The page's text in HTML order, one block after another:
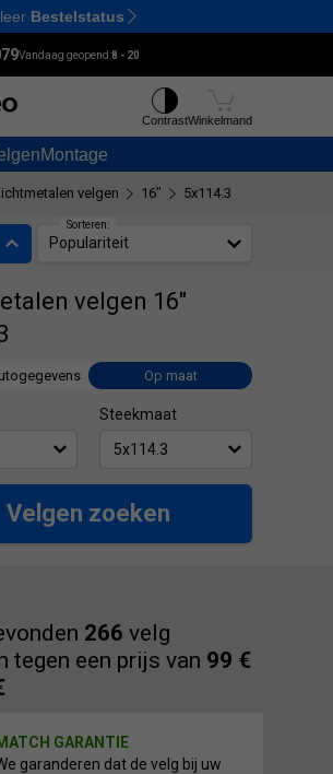
Ctrl M
Bestelstatus
Vandaag geopend:8 - 20
Montage
ContrastWinkelmand
lichtmetalen velgen 16" 5x114.3
velgen 16"
Op maat
Steekmaat
Velgen zoeken
266 velg
tegen een prijs van 99 €
Sorteren:
Populariteit
GARANTIE
garanderen dat de velg bij uw